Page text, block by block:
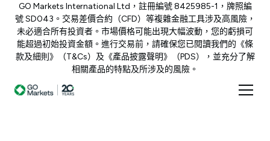
GO Markets International Ltd，註冊編號 8425985-1，牌照編
號 SD043。交易差價合約（CFD）等複雜金融工具涉及高風險，
未必適合所有投資者。市場價格可能出現大幅波動，您的虧損可
能超過初始投資金額。進行交易前，請確保您已閱讀我們的《條
款及細則》（T&Cs）及《產品披露聲明》（PDS），並充分了解
相關產品的特點及所涉及的風險。